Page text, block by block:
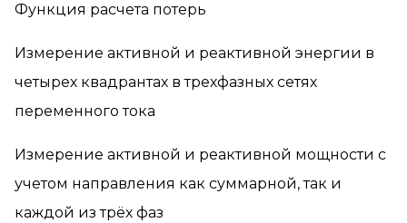
Функция расчета потерь
Измерение активной и реактивной энергии в
четырех квадрантах в трехфазных сетях
переменного тока
Измерение активной и реактивной мощности с
учетом направления как суммарной, так и
каждой из трёх фаз